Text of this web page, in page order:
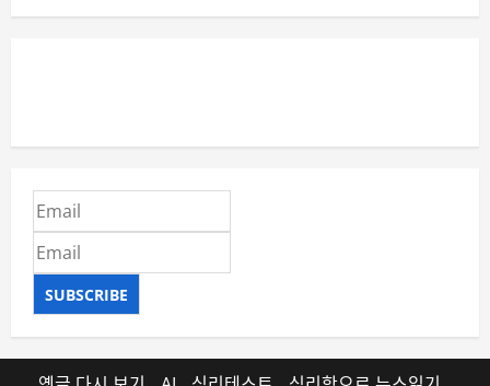
SUBSCRIBE